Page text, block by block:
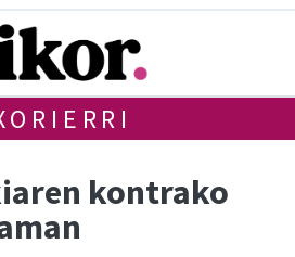
kontrako